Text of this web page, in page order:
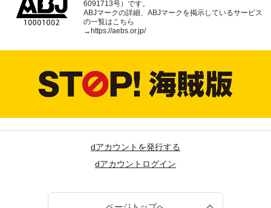
6091713号）です。
ABJマークの詳細、ABJマークを掲示しているサービス
の一覧はこちら
→ https://aebs.or.jp/
dアカウントを発行する
dアカウントログイン